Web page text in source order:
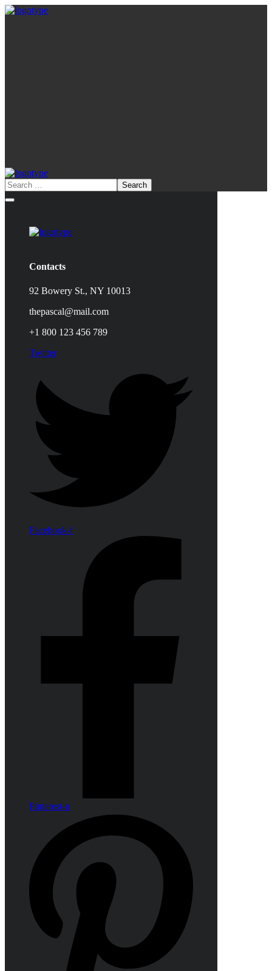
Contacts
92 Bowery St., NY 10013
thepascal@mail.com
+1 800 123 456 789
Twitter
Facebook-f
Pinterest-p